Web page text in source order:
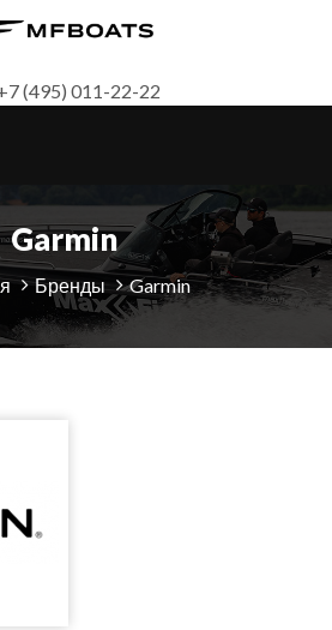
(495) 011-22-22
Garmin
Бренды Garmin